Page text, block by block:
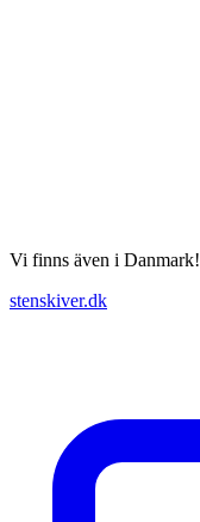
Vi finns även i Danmark!
stenskiver.dk